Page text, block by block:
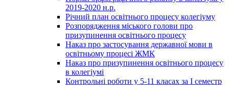
2019-2020 н.р.
Річний план освітнього процесу колегіуму
Розпорядження міського голови про
призупинення освітнього процесу
Наказ про застосування державної мови в
освітньому процесі ЖМК
Наказ про призупинення освітнього процесу
в колегіумі
Контрольні роботи у 5-11 класах за І семестр